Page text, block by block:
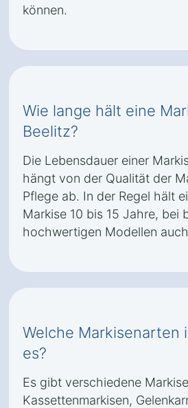
können.
Wie lange hält eine
Beelitz?
Die Lebensdauer einer
hängt von der Qualität der
Pflege ab. In der Regel hält
Markise 10 bis 15 Jahre, bei
hochwertigen Modellen
Welche Markisenarten
es?
Es gibt verschiedene
Kassettenmarkisen,